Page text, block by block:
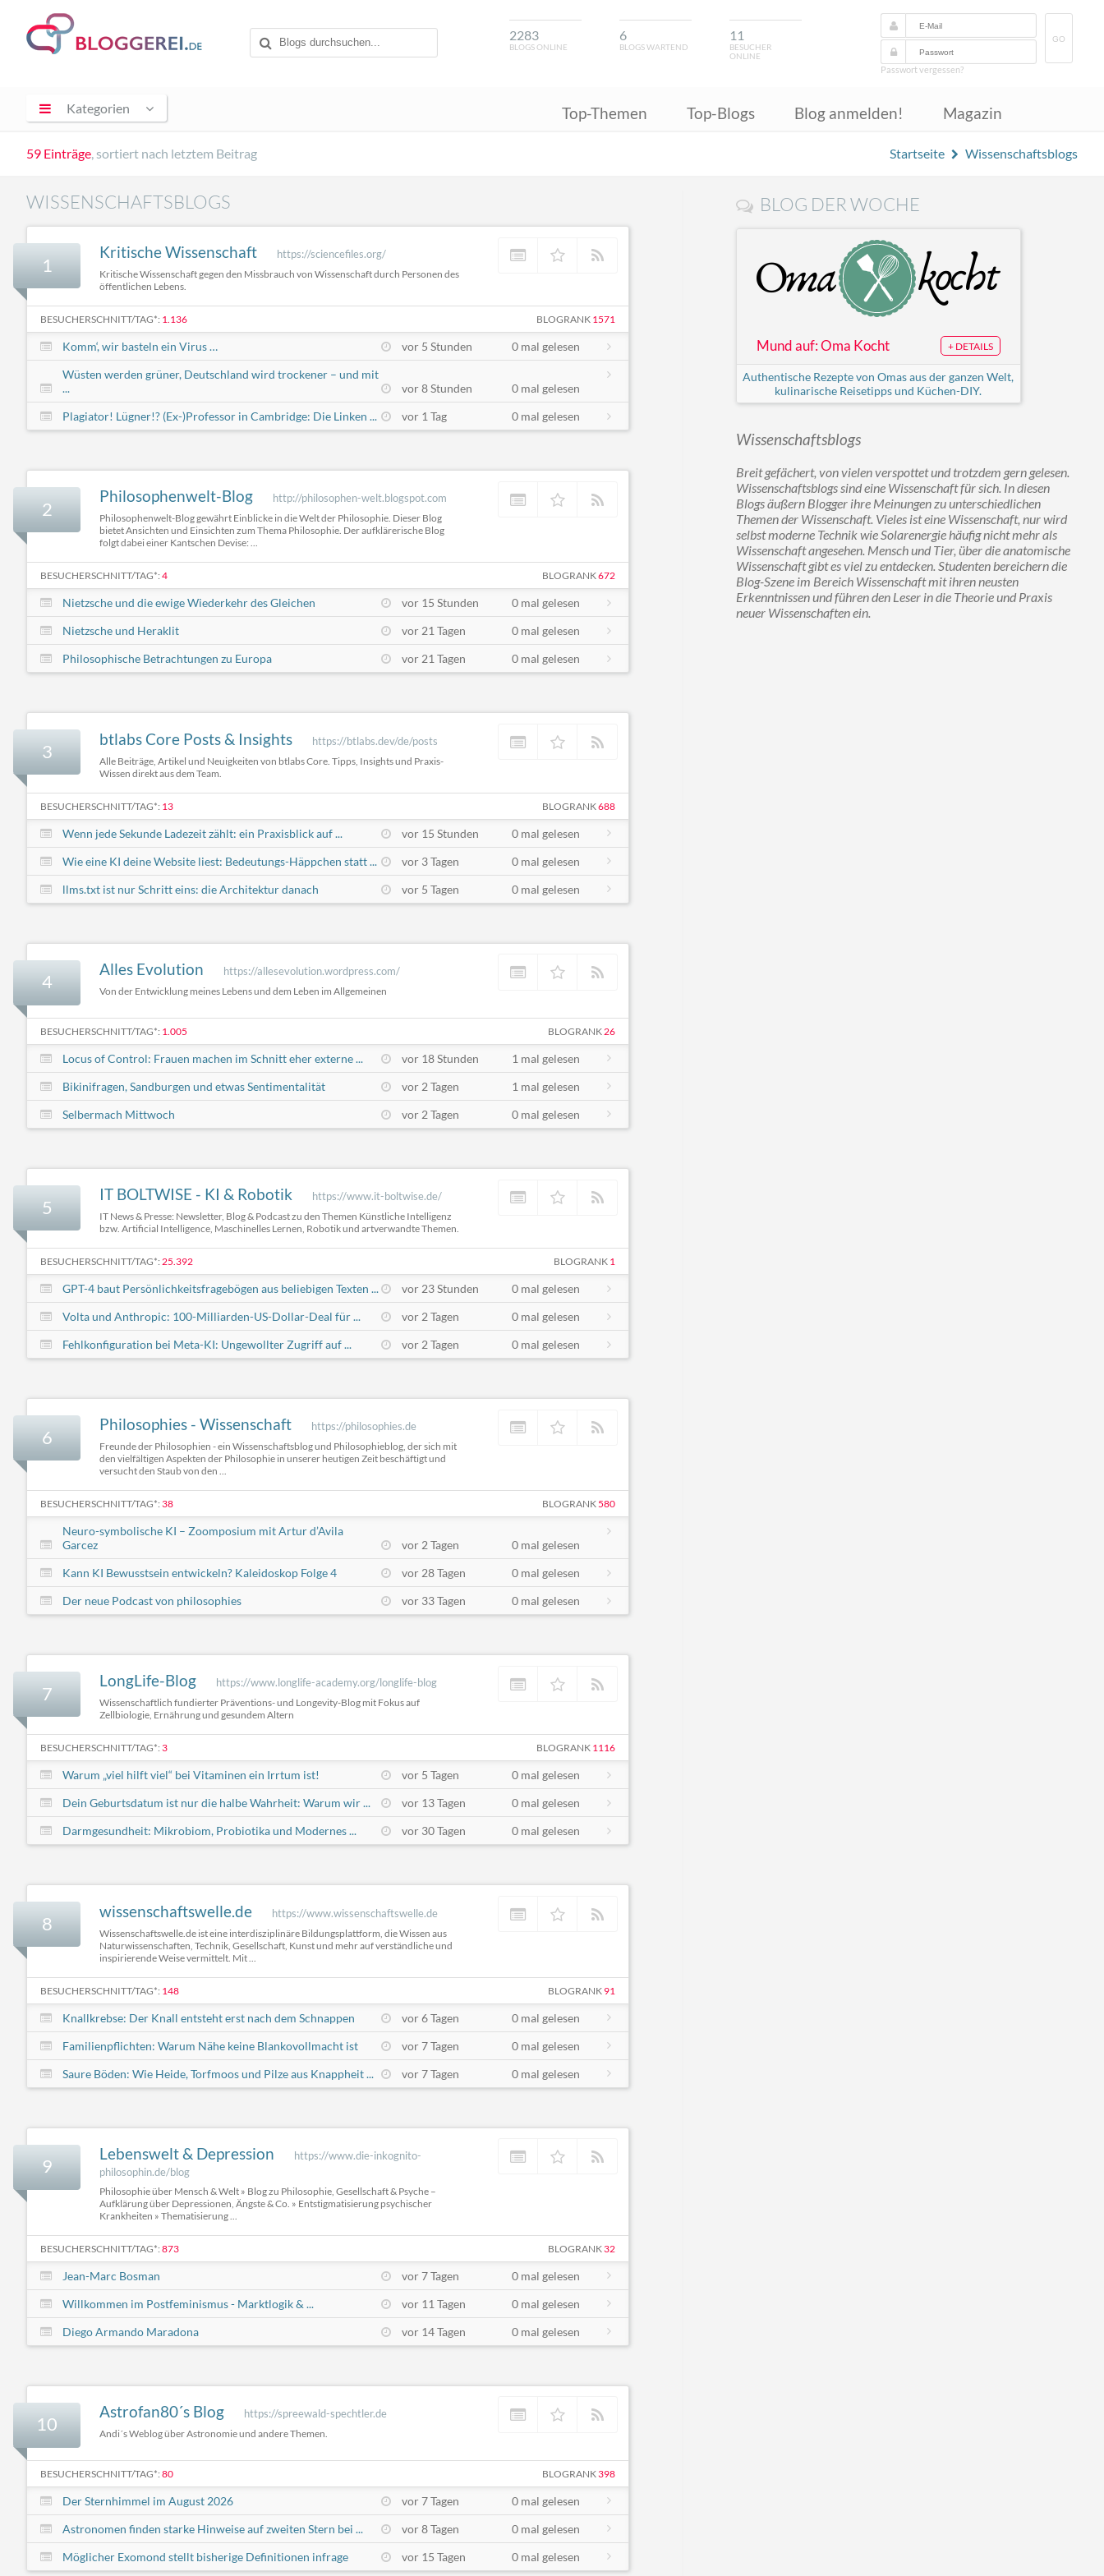
2283
BLOGS ONLINE
6
BLOGS WARTEND
11
BESUCHER
ONLINE
GO
Passwort vergessen?
Kategorien Top-Themen Top-Blogs Blog anmelden! Magazin
59 Einträge, sortiert nach letztem Beitrag Startseite Wissenschaftsblogs
WISSENSCHAFTSBLOGS
1
Kritische Wissenschaft https://sciencefiles.org/
Kritische Wissenschaft gegen den Missbrauch von Wissenschaft durch Personen des
öffentlichen Lebens.
BESUCHERSCHNITT/TAG*: 1.136 BLOGRANK 1571
Komm‘, wir basteln ein Virus … vor 5 Stunden
0 mal gelesen
Wüsten werden grüner, Deutschland wird trockener – und mit
...
vor 8 Stunden
0 mal gelesen
Plagiator! Lügner!? (Ex-)Professor in Cambridge: Die Linken ...
vor 1 Tag 0 mal gelesen
2
Philosophenwelt-Blog http://philosophen-welt.blogspot.com
Philosophenwelt-Blog gewährt Einblicke in die Welt der Philosophie. Dieser Blog
bietet Ansichten und Einsichten zum Thema Philosophie. Der aufklärerische Blog
folgt dabei einer Kantschen Devise: ...
BESUCHERSCHNITT/TAG*: 4 BLOGRANK672
Nietzsche und die ewige Wiederkehr des Gleichen vor 15 Stunden
0 mal gelesen
Nietzsche und Heraklit
vor 21 Tagen
0 mal gelesen
Philosophische Betrachtungen zu Europa
vor 21 Tagen 0 mal gelesen
3
btlabs Core Posts & Insights https://btlabs.dev/de/posts
Alle Beiträge, Artikel und Neuigkeiten von btlabs Core. Tipps, Insights und Praxis-
Wissen direkt aus dem Team.
BESUCHERSCHNITT/TAG*: 13 BLOGRANK688
Wenn jede Sekunde Ladezeit zählt: ein Praxisblick auf ... vor 15 Stunden
0 mal gelesen
Wie eine KI deine Website liest: Bedeutungs-Häppchen statt ...
vor 3 Tagen
0 mal gelesen
llms.txt ist nur Schritt eins: die Architektur danach
vor 5 Tagen 0 mal gelesen
4
Alles Evolution https://allesevolution.wordpress.com/
Von der Entwicklung meines Lebens und dem Leben im Allgemeinen
BESUCHERSCHNITT/TAG*: 1.005 BLOGRANK 26
Locus of Control: Frauen machen im Schnitt eher externe ... vor 18 Stunden
1 mal gelesen
Bikinifragen, Sandburgen und etwas Sentimentalität
vor 2 Tagen
1 mal gelesen
Selbermach Mittwoch
vor 2 Tagen 0 mal gelesen
5
IT BOLTWISE - KI & Robotik https://www.it-boltwise.de/
IT News & Presse: Newsletter, Blog & Podcast zu den Themen Künstliche Intelligenz
bzw. Artificial Intelligence, Maschinelles Lernen, Robotik und artverwandte Themen.
BESUCHERSCHNITT/TAG*: 25.392 BLOGRANK 1
GPT-4 baut Persönlichkeitsfragebögen aus beliebigen Texten ... vor 23 Stunden
0 mal gelesen
Volta und Anthropic: 100-Milliarden-US-Dollar-Deal für ...
vor 2 Tagen
0 mal gelesen
Fehlkonfiguration bei Meta-KI: Ungewollter Zugriff auf ...
vor 2 Tagen 0 mal gelesen
6
Philosophies - Wissenschaft https://philosophies.de
Freunde der Philosophien - ein Wissenschaftsblog und Philosophieblog, der sich mit
den vielfältigen Aspekten der Philosophie in unserer heutigen Zeit beschäftigt und
versucht den Staub von den ...
BESUCHERSCHNITT/TAG*: 38 BLOGRANK580
Neuro-symbolische KI – Zoomposium mit Artur d’Avila
Garcez
vor 2 Tagen
0 mal gelesen
Kann KI Bewusstsein entwickeln? Kaleidoskop Folge 4
vor 28 Tagen
0 mal gelesen
Der neue Podcast von philosophies
vor 33 Tagen 0 mal gelesen
7
LongLife-Blog https://www.longlife-academy.org/longlife-blog
Wissenschaftlich fundierter Präventions- und Longevity-Blog mit Fokus auf
Zellbiologie, Ernährung und gesundem Altern
BESUCHERSCHNITT/TAG*: 3 BLOGRANK 1116
Warum „viel hilft viel“ bei Vitaminen ein Irrtum ist! vor 5 Tagen
0 mal gelesen
Dein Geburtsdatum ist nur die halbe Wahrheit: Warum wir ...
vor 13 Tagen
0 mal gelesen
Darmgesundheit: Mikrobiom, Probiotika und Modernes ...
vor 30 Tagen 0 mal gelesen
8
wissenschaftswelle.de https://www.wissenschaftswelle.de
Wissenschaftswelle.de ist eine interdisziplinäre Bildungsplattform, die Wissen aus
Naturwissenschaften, Technik, Gesellschaft, Kunst und mehr auf verständliche und
inspirierende Weise vermittelt. Mit ...
BESUCHERSCHNITT/TAG*: 148 BLOGRANK 91
Knallkrebse: Der Knall entsteht erst nach dem Schnappen vor 6 Tagen
0 mal gelesen
Familienpflichten: Warum Nähe keine Blankovollmacht ist
vor 7 Tagen
0 mal gelesen
Saure Böden: Wie Heide, Torfmoos und Pilze aus Knappheit ...
vor 7 Tagen 0 mal gelesen
9
Lebenswelt & Depression
https://www.die-inkognito-
philosophin.de/blog
Philosophie über Mensch & Welt » Blog zu Philosophie, Gesellschaft & Psyche –
Aufklärung über Depressionen, Ängste & Co. » Entstigmatisierung psychischer
Krankheiten » Thematisierung ...
BESUCHERSCHNITT/TAG*: 873 BLOGRANK32
Jean-Marc Bosman vor 7 Tagen
0 mal gelesen
Willkommen im Postfeminismus - Marktlogik & ...
vor 11 Tagen
0 mal gelesen
Diego Armando Maradona
vor 14 Tagen 0 mal gelesen
10
Astrofan80´s Blog https://spreewald-spechtler.de
Andi´s Weblog über Astronomie und andere Themen.
BESUCHERSCHNITT/TAG*: 80 BLOGRANK398
Der Sternhimmel im August 2026 vor 7 Tagen
0 mal gelesen
Astronomen finden starke Hinweise auf zweiten Stern bei ...
vor 8 Tagen
0 mal gelesen
Möglicher Exomond stellt bisherige Definitionen infrage
vor 15 Tagen 0 mal gelesen
BLOG DER WOCHE
Mund auf: Oma Kocht + DETAILS
Authentische Rezepte von Omas aus der ganzen Welt,
kulinarische Reisetipps und Küchen-DIY.
Wissenschaftsblogs
Breit gefächert, von vielen verspottet und trotzdem gern gelesen.
Wissenschaftsblogs sind eine Wissenschaft für sich. In diesen
Blogs äußern Blogger ihre Meinungen zu unterschiedlichen
Themen der Wissenschaft. Vieles ist eine Wissenschaft, nur wird
selbst moderne Technik wie Solarenergie häufig nicht mehr als
Wissenschaft angesehen. Mensch und Tier, über die anatomische
Wissenschaft gibt es viel zu entdecken. Studenten bereichern die
Blog-Szene im Bereich Wissenschaft mit ihren neusten
Erkenntnissen und führen den Leser in die Theorie und Praxis
neuer Wissenschaften ein.